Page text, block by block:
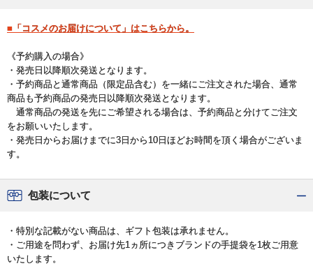
■「コスメのお届けについて」はこちらから。
《予約購入の場合》
・発売日以降順次発送となります。
・予約商品と通常商品（限定品含む）を一緒にご注文された場合、通常
商品も予約商品の発売日以降順次発送となります。
通常商品の発送を先にご希望される場合は、予約商品と分けてご注文
をお願いいたします。
・発売日からお届けまでに3日から10日ほどお時間を頂く場合がございま
す。
包装について
・特別な記載がない商品は、ギフト包装は承れません。
・ご用途を問わず、お届け先1ヵ所につきブランドの手提袋を1枚ご用意
いたします。